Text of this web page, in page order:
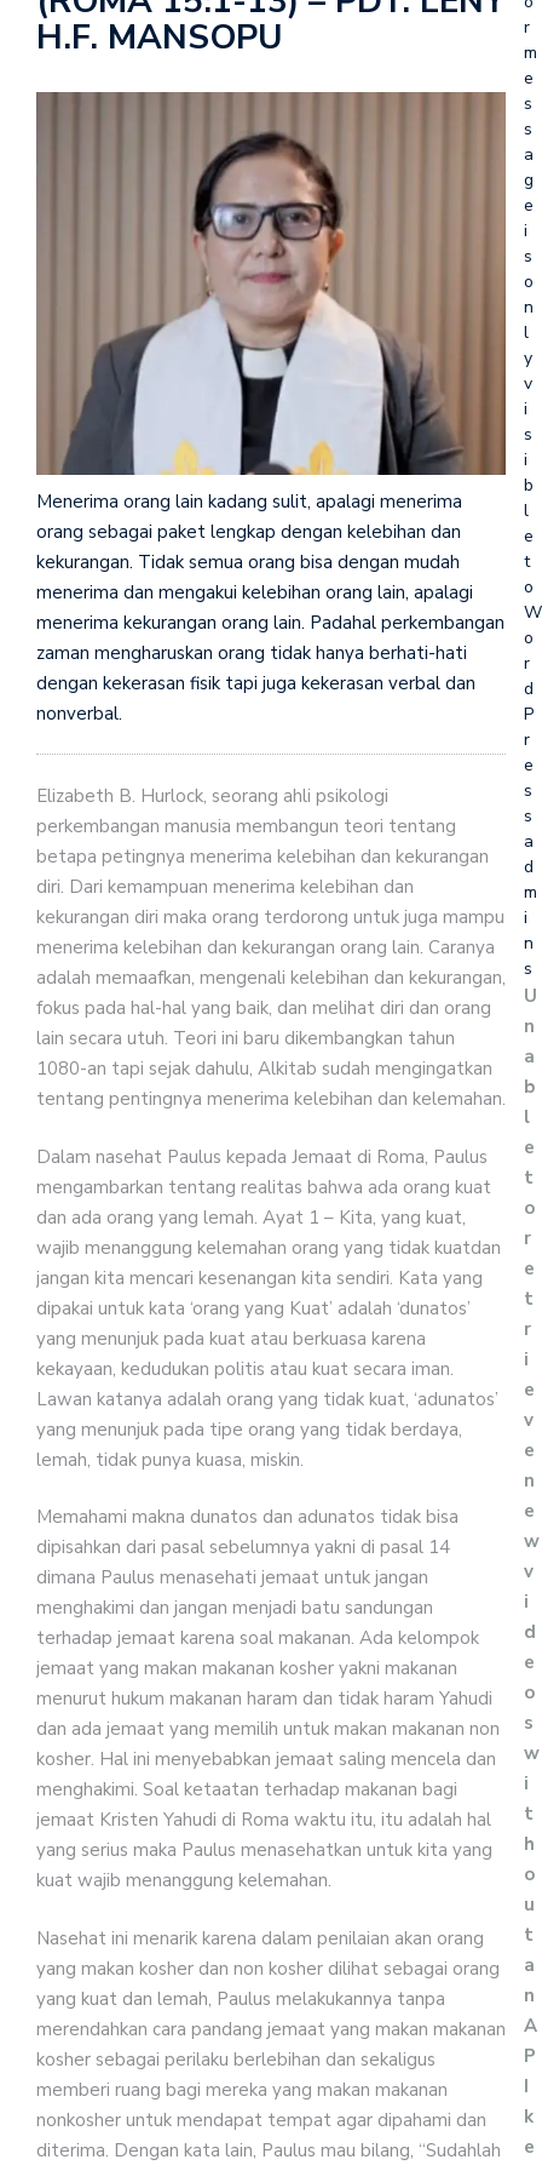
H.F. MANSOPU
Menerima orang lain kadang sulit, apalagi menerima
orang sebagai paket lengkap dengan kelebihan dan
kekurangan. Tidak semua orang bisa dengan mudah
menerima dan mengakui kelebihan orang lain, apalagi
menerima kekurangan orang lain. Padahal perkembangan
zaman mengharuskan orang tidak hanya berhati-hati
dengan kekerasan fisik tapi juga kekerasan verbal dan
nonverbal.
Elizabeth B. Hurlock, seorang ahli psikologi
perkembangan manusia membangun teori tentang
betapa petingnya menerima kelebihan dan kekurangan
diri. Dari kemampuan menerima kelebihan dan
kekurangan diri maka orang terdorong untuk juga mampu
menerima kelebihan dan kekurangan orang lain. Caranya
adalah memaafkan, mengenali kelebihan dan kekurangan,
fokus pada hal-hal yang baik, dan melihat diri dan orang
lain secara utuh. Teori ini baru dikembangkan tahun
1080-an tapi sejak dahulu, Alkitab sudah mengingatkan
tentang pentingnya menerima kelebihan dan kelemahan.
Dalam nasehat Paulus kepada Jemaat di Roma, Paulus
mengambarkan tentang realitas bahwa ada orang kuat
dan ada orang yang lemah. Ayat 1 – Kita, yang kuat,
wajib menanggung kelemahan orang yang tidak kuatdan
jangan kita mencari kesenangan kita sendiri. Kata yang
dipakai untuk kata ‘orang yang Kuat’ adalah ‘dunatos’
yang menunjuk pada kuat atau berkuasa karena
kekayaan, kedudukan politis atau kuat secara iman.
Lawan katanya adalah orang yang tidak kuat, ‘adunatos’
yang menunjuk pada tipe orang yang tidak berdaya,
lemah, tidak punya kuasa, miskin.
Memahami makna dunatos dan adunatos tidak bisa
dipisahkan dari pasal sebelumnya yakni di pasal 14
dimana Paulus menasehati jemaat untuk jangan
menghakimi dan jangan menjadi batu sandungan
terhadap jemaat karena soal makanan. Ada kelompok
jemaat yang makan makanan kosher yakni makanan
menurut hukum makanan haram dan tidak haram Yahudi
dan ada jemaat yang memilih untuk makan makanan non
kosher. Hal ini menyebabkan jemaat saling mencela dan
menghakimi. Soal ketaatan terhadap makanan bagi
jemaat Kristen Yahudi di Roma waktu itu, itu adalah hal
yang serius maka Paulus menasehatkan untuk kita yang
kuat wajib menanggung kelemahan.
Nasehat ini menarik karena dalam penilaian akan orang
yang makan kosher dan non kosher dilihat sebagai orang
yang kuat dan lemah, Paulus melakukannya tanpa
merendahkan cara pandang jemaat yang makan makanan
kosher sebagai perilaku berlebihan dan sekaligus
memberi ruang bagi mereka yang makan makanan
nonkosher untuk mendapat tempat agar dipahami dan
diterima. Dengan kata lain, Paulus mau bilang, “Sudahlah
r
m
e
s
s
a
g
e
i
s
o
n
l
y
v
i
s
i
b
l
e
t
o
W
o
r
d
P
r
e
s
s
a
d
m
i
n
s
U
n
a
b
l
e
t
o
r
e
t
r
i
e
v
e
n
e
w
v
i
d
e
o
s
w
i
t
h
o
u
t
a
n
A
P
I
k
e